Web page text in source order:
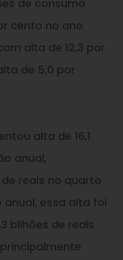
de consumo
cento no ano
alta de 12,3 por
de 5,0 por
alta de 16,1
anual,
reais no quarto
essa alta foi
bilhões de reais